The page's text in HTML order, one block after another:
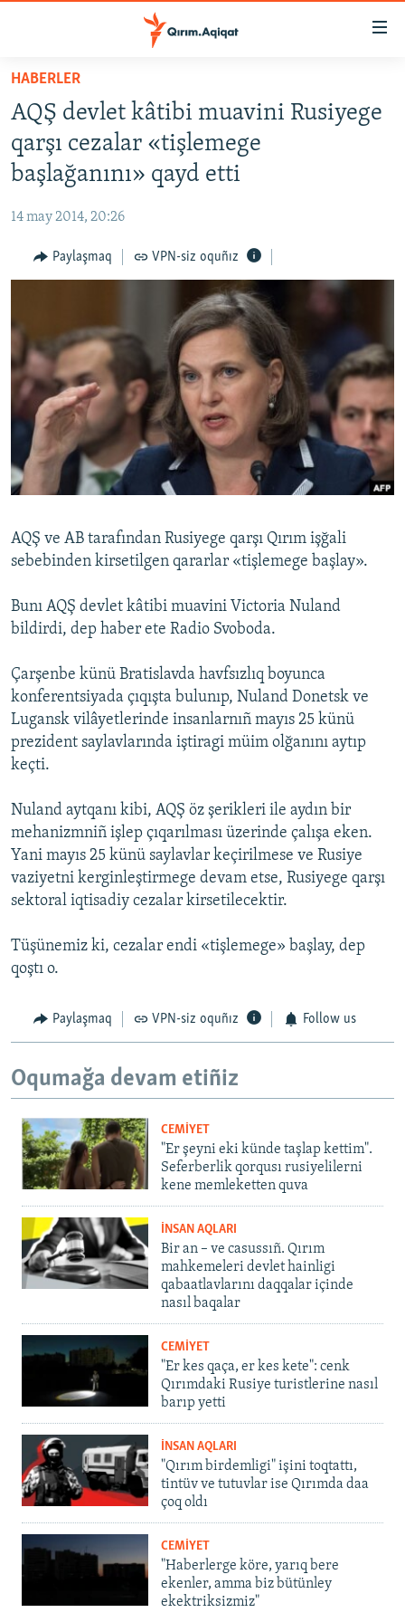
Esas
qaytmaq
Baş
navigatsiyağa
qaytmaq
Qıdıruvğa
qaytmaq
HABERLER
SİYASET
İQTİSADİYAT
MEDENİYET
İNSAN AQLARI
SÜRET
BLOGLAR
FİKİR
Русский
Українською
RFE/RS bütün saytları
HABERLER
AQŞ devlet kâtibi muavini Rusiyege
qarşı cezalar «tişlemege
başlağanını» qayd etti
14 may 2014, 20:26
Paylaşmaq VPN-siz oquñız
AQŞ ve AB tarafından Rusiyege qarşı Qırım işğali
sebebinden kirsetilgen qararlar «tişlemege başlay».
Bunı AQŞ devlet kâtibi muavini Victoria Nuland
bildirdi, dep haber ete Radio Svoboda.
Çarşenbe künü Bratislavda havfsızlıq boyunca
konferentsiyada çıqışta bulunıp, Nuland Donetsk ve
Lugansk vilâyetlerinde insanlarnıñ mayıs 25 künü
prezident saylavlarında iştiragi müim olğanını aytıp
keçti.
Nuland aytqanı kibi, AQŞ öz şerikleri ile aydın bir
mehanizmniñ işlep çıqarılması üzerinde çalışa eken.
Yani mayıs 25 künü saylavlar keçirilmese ve Rusiye
vaziyetni kerginleştirmege devam etse, Rusiyege qarşı
sektoral iqtisadiy cezalar kirsetilecektir.
Tüşünemiz ki, cezalar endi «tişlemege» başlay, dep
qoştı o.
Paylaşmaq VPN-siz oquñız Follow us
Oqumağa devam etiñiz
CEMİYET
"Er şeyni eki künde taşlap kettim".
Seferberlik qorqusı rusiyelilerni
kene memleketten quva
İNSAN AQLARI
Bir an – ve casussıñ. Qırım
mahkemeleri devlet hainligi
qabaatlavlarını daqqalar içinde
nasıl baqalar
CEMİYET
"Er kes qaça, er kes kete": cenk
Qırımdaki Rusiye turistlerine nasıl
barıp yetti
İNSAN AQLARI
"Qırım birdemligi" işini toqtattı,
tintüv ve tutuvlar ise Qırımda daa
çoq oldı
CEMİYET
"Haberlerge köre, yarıq bere
ekenler, amma biz bütünley
ekektriksizmiz"